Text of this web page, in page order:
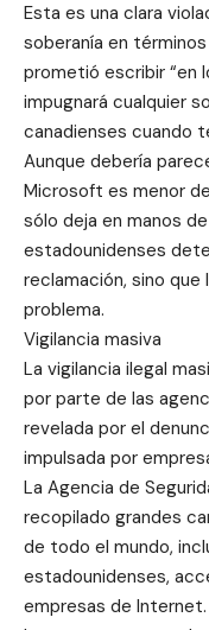
Esta es una clara
soberanía en
prometió escribir “en
impugnará cualquier
canadienses cuando
Aunque debería
Microsoft es menor
sólo deja en manos
estadounidenses
reclamación, sino que
problema.
Vigilancia masiva
La vigilancia ilegal
por parte de las
revelada por el
impulsada por
La Agencia de
recopilado grandes
de todo el mundo,
estadounidenses,
empresas de Internet.